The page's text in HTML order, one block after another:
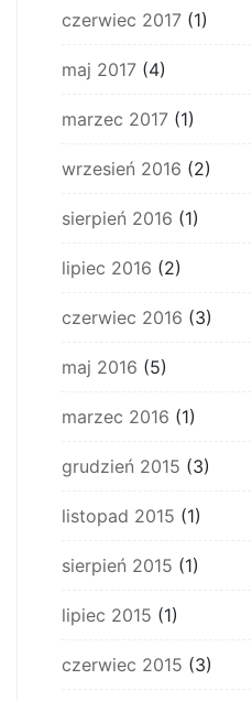
czerwiec 2017 (1)
maj 2017 (4)
marzec 2017 (1)
wrzesień 2016 (2)
sierpień 2016 (1)
lipiec 2016 (2)
czerwiec 2016 (3)
maj 2016 (5)
marzec 2016 (1)
grudzień 2015 (3)
listopad 2015 (1)
sierpień 2015 (1)
lipiec 2015 (1)
czerwiec 2015 (3)